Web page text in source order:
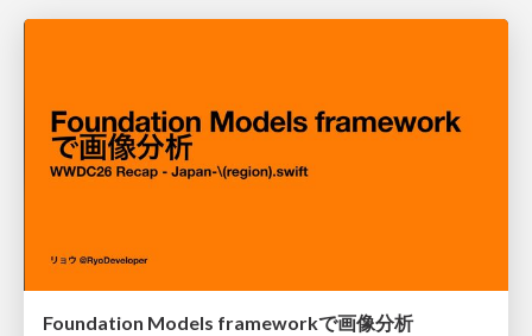
Foundation Models frameworkで画像分析